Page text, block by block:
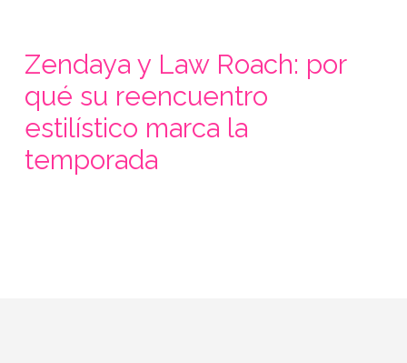
Zendaya y Law Roach: por
qué su reencuentro
estilístico marca la
temporada